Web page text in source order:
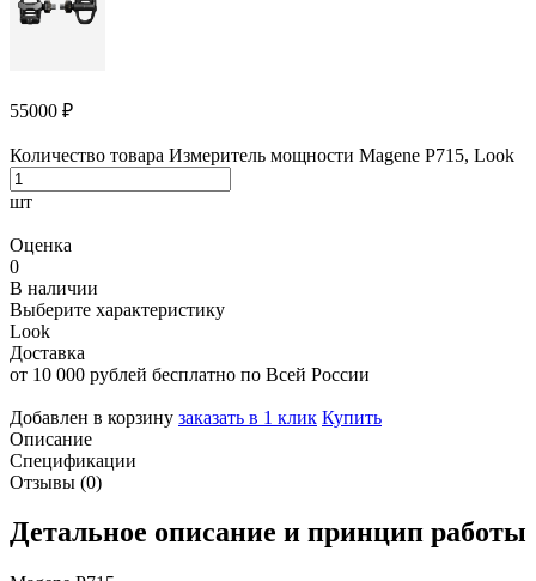
55000 ₽
Количество товара Измеритель мощности Magene P715, Look
шт
Оценка
0
В наличии
Выберите характеристику
Look
Доставка
от 10 000 рублей бесплатно по Всей России
Добавлен в корзину заказать в 1 клик Купить
Описание
Спецификации
Отзывы (0)
Детальное описание и принцип работы